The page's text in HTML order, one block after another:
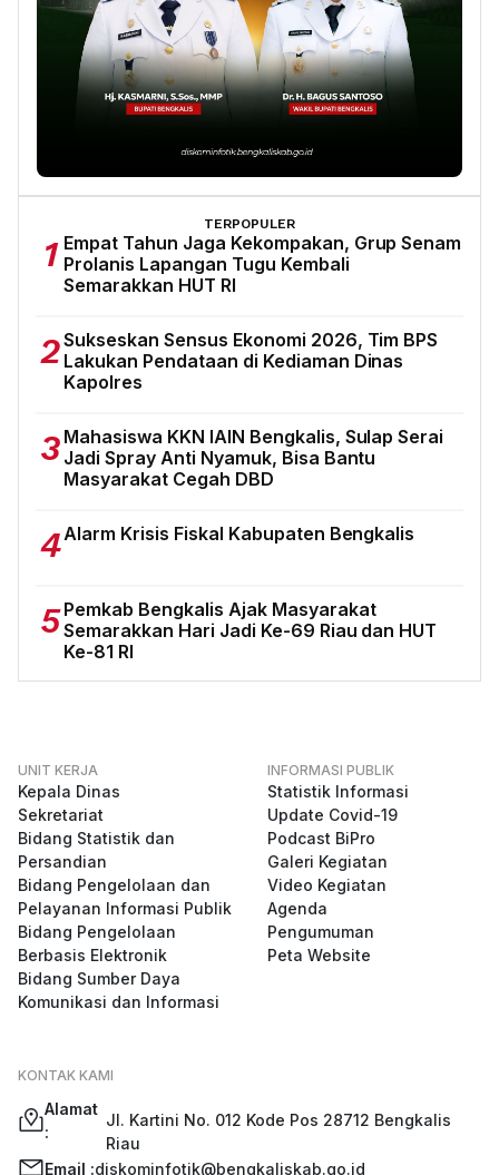
TERPOPULER
1 Empat Tahun Jaga Kekompakan, Grup Senam
Prolanis Lapangan Tugu Kembali
Semarakkan HUT RI
2Sukseskan Sensus Ekonomi 2026, Tim BPS
Lakukan Pendataan di Kediaman Dinas
Kapolres
3 Mahasiswa KKN IAIN Bengkalis, Sulap Serai
Jadi Spray Anti Nyamuk, Bisa Bantu
Masyarakat Cegah DBD
4Alarm Krisis Fiskal Kabupaten Bengkalis
5 Pemkab Bengkalis Ajak Masyarakat
Semarakkan Hari Jadi Ke-69 Riau dan HUT
Ke-81 RI
UNIT KERJA
Kepala Dinas
Sekretariat
Bidang Statistik dan
Persandian
Bidang Pengelolaan dan
Pelayanan Informasi Publik
Bidang Pengelolaan
Berbasis Elektronik
Bidang Sumber Daya
Komunikasi dan Informasi
INFORMASI PUBLIK
Statistik Informasi
Update Covid-19
Podcast BiPro
Galeri Kegiatan
Video Kegiatan
Agenda
Pengumuman
Peta Website
KONTAK KAMI
Alamat
:
Jl. Kartini No. 012 Kode Pos 28712 Bengkalis
Riau
Email :diskominfotik@bengkaliskab.go.id